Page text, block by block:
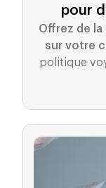
pour
Offrez de
sur votre
politique